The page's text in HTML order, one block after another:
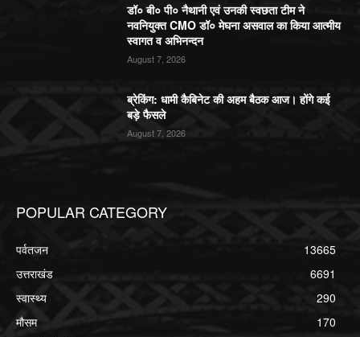
डॉ० बी० पी० नैथानी एवं उनकी स्वछता टीम ने
नवनियुक्त CMO डॉ० मेघना असवाल का किया आत्मीय
स्वागत व अभिनन्दन
August 7, 2026
ब्रेकिंग: धामी कैबिनेट की अहम बैठक आज। होंगे कई
बड़े फैसले
August 7, 2026
POPULAR CATEGORY
पर्वतजन
13665
उत्तराखंड
6691
स्वास्थ्य
290
मौसम
170